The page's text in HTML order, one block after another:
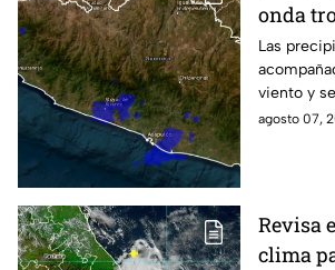
onda
Las
viento y
mayor
agosto 07,
Revisa
clima